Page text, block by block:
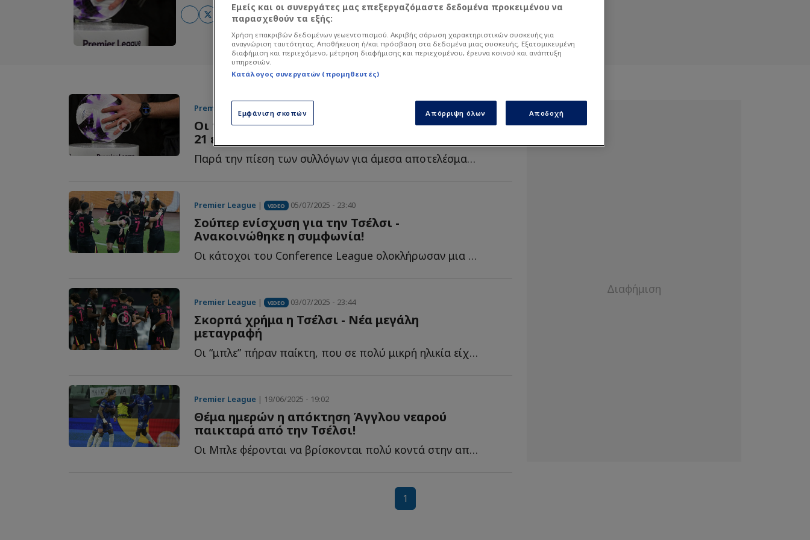
Premier League
Οι πιο πολύτιμοι ποδοσφαιριστές κάτω των
21 ετών στην Premier League
Παρά την πίεση των συλλόγων για άμεσα αποτελέσματα, α...
Premier League | VIDEO 05/07/2025 - 23:40
Σούπερ ενίσχυση για την Τσέλσι -
Ανακοινώθηκε η συμφωνία!
Οι κάτοχοι του Conference League ολοκλήρωσαν μια σ...
Premier League | VIDEO 03/07/2025 - 23:44
Σκορπά χρήμα η Τσέλσι - Νέα μεγάλη
μεταγραφή
Οι “μπλε” πήραν παίκτη, που σε πολύ μικρή ηλικία είχε β...
Premier League | 19/06/2025 - 19:02
Θέμα ημερών η απόκτηση Άγγλου νεαρού
παικταρά από την Τσέλσι!
Οι Μπλε φέρονται να βρίσκονται πολύ κοντά στην απόκτηση τ...
1
Εμείς και οι συνεργάτες μας επεξεργαζόμαστε δεδομένα προκειμένου να
παρασχεθούν τα εξής:
Χρήση επακριβών δεδομένων γεωεντοπισμού. Ακριβής σάρωση χαρακτηριστικών συσκευής για
αναγνώριση ταυτότητας. Αποθήκευση ή/και πρόσβαση στα δεδομένα μιας συσκευής. Εξατομικευμένη
διαφήμιση και περιεχόμενο, μέτρηση διαφήμισης και περιεχομένου, έρευνα κοινού και ανάπτυξη
υπηρεσιών.
Κατάλογος συνεργατών (προμηθευτές)
Εμφάνιση σκοπών Απόρριψη όλων Αποδοχή